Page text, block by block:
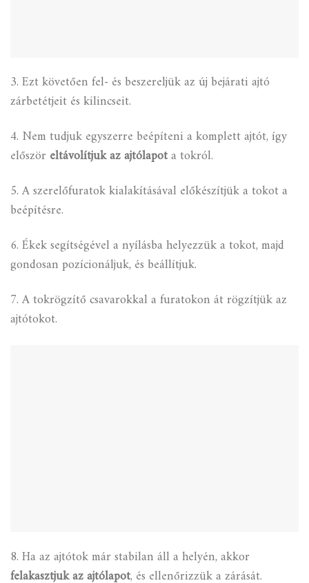
3. Ezt követően fel- és beszereljük az új bejárati ajtó
zárbetétjeit és kilincseit.
4. Nem tudjuk egyszerre beépíteni a komplett ajtót, így
először eltávolítjuk az ajtólapota tokról.
5. A szerelőfuratok kialakításával előkészítjük a tokot a
beépítésre.
6. Ékek segítségével a nyílásba helyezzük a tokot, majd
gondosan pozícionáljuk, és beállítjuk.
7. A tokrögzítő csavarokkal a furatokon át rögzítjük az
ajtótokot.
8. Ha az ajtótok már stabilan áll a helyén, akkor
felakasztjuk az ajtólapot, és ellenőrizzük a zárását.